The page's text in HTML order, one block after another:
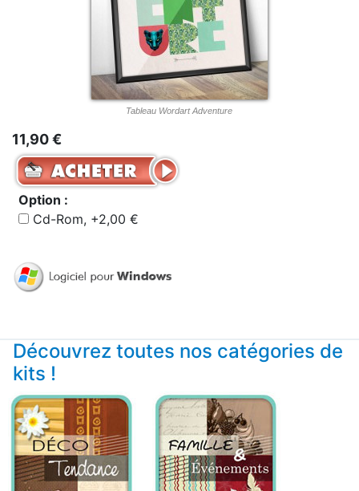
Tableau Wordart Adventure
11,90 €
Option :
Cd-Rom, +2,00 €
Découvrez toutes nos catégories de
kits !